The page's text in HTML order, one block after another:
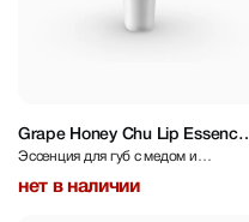
Grape Honey Chu Lip Essence
10 ml
Эссенция для губ с медом и
нет в наличии